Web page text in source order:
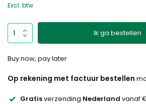
Excl. btw
Ik ga bestellen
Buy now, pay later
Op rekening met factuur bestellen
Gratisverzending Nederland vanaf